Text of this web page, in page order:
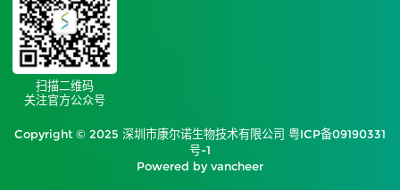
扫描二维码
关注官方公众号
Copyright © 2025 深圳市康尔诺生物技术有限公司 粤ICP备09190331
号-1
Powered by vancheer